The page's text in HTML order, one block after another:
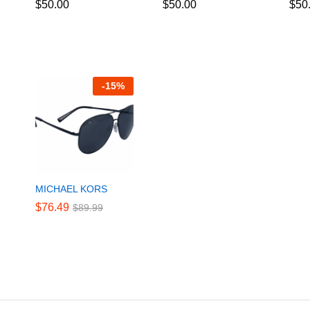
$50.00
$50.00 $50.00
$50.00 $
$
-15%
MICHAEL KORS
$76.49 $89.99
$76.49 $89.99